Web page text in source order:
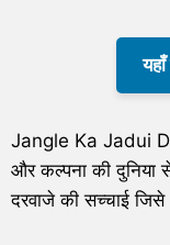
Jangle Ka Jadui
और कल्पना की दुनिया
दरवाजे की सच्चाई